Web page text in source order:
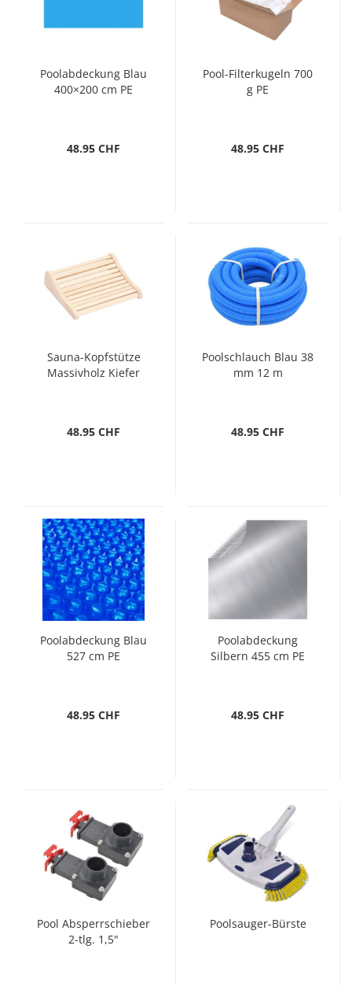
Poolabdeckung Blau
400×200 cm PE
48.95 CHF
Pool-Filterkugeln 700
g PE
48.95 CHF
Sauna-Kopfstütze
Massivholz Kiefer
48.95 CHF
Poolschlauch Blau 38
mm 12 m
48.95 CHF
Poolabdeckung Blau
527 cm PE
48.95 CHF
Poolabdeckung
Silbern 455 cm PE
48.95 CHF
Pool Absperrschieber
2-tlg. 1,5"
Poolsauger-Bürste